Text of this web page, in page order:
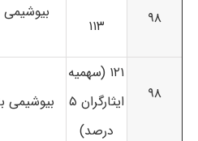
۹۸ ۱۱۳
بیوشیمی
۹۸
۱۲۱ (سهمیه
ایثارگران ۵
درصد)
بیوشیمی